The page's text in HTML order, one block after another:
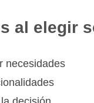
al elegir
necesidades